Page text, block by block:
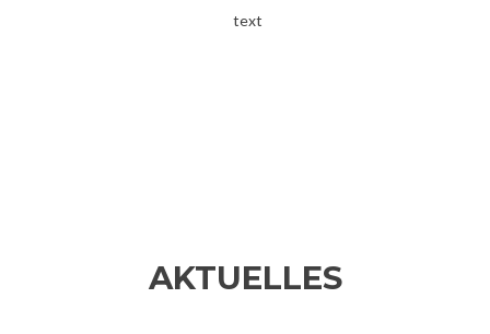
text
AKTUELLES